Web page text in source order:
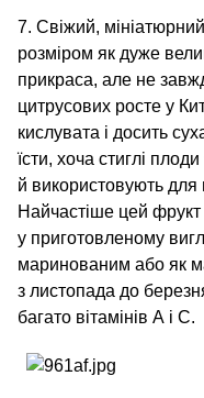
7. Свіжий,
розміром як дуже
прикраса, але не
цитрусових росте у
кислувата і досить
їсти, хоча стиглі
й використовують для
Найчастіше цей
у приготовленому
маринованим або як
з листопада до
багато вітамінів А і С.